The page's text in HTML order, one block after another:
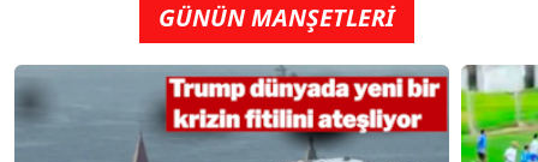
GÜNÜN MANŞETLERİ